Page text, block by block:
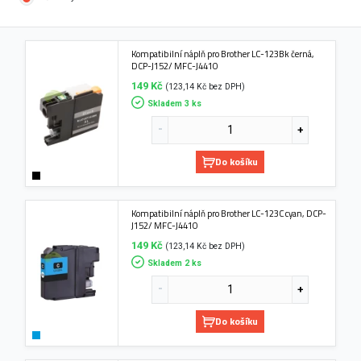
Kompatibilní náplň pro Brother LC-123Bk černá,
DCP-J152/ MFC-J4410
149 Kč (123,14 Kč bez DPH)
Skladem 3 ks
Do košíku
Kompatibilní náplň pro Brother LC-123C cyan, DCP-
J152/ MFC-J4410
149 Kč (123,14 Kč bez DPH)
Skladem 2 ks
Do košíku